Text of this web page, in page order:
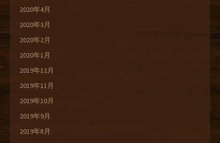
2020年4月
2020年3月
2020年2月
2020年1月
2019年12月
2019年11月
2019年10月
2019年9月
2019年8月